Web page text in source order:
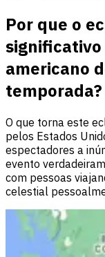
Por que o
significativo
americano
temporada?
O que torna este
pelos Estados
espectadores a
evento
com pessoas
celestial